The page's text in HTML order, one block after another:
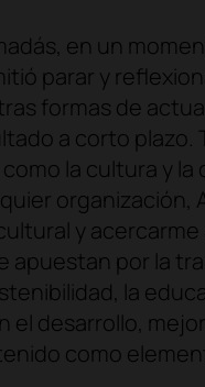
en un
parar y
formas de
a corto
la cultura y
organización,
y
apuestan por la
la
el desarrollo,
como